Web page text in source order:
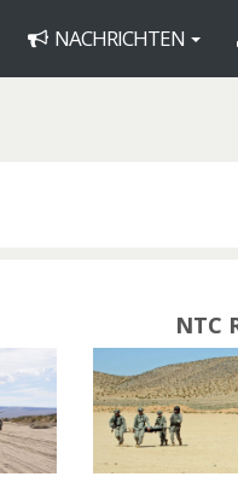
NACHRICHTEN
NTC